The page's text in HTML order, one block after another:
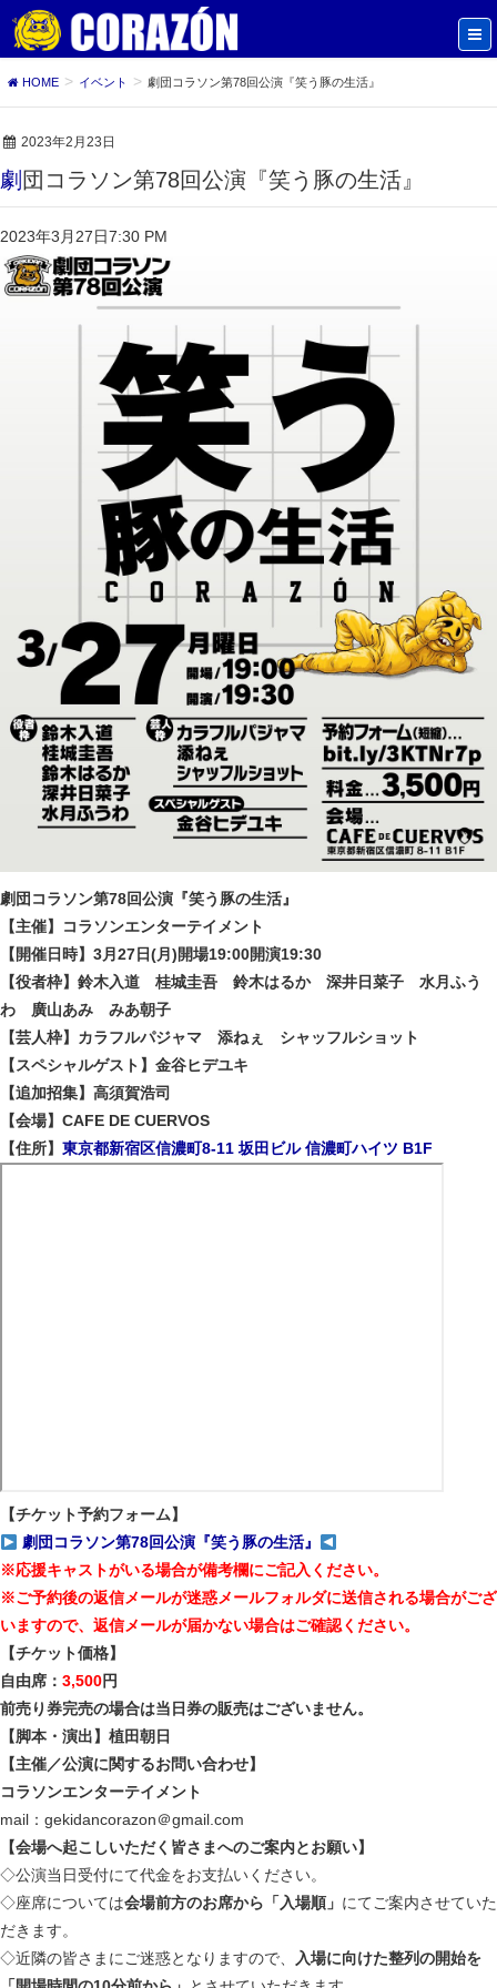
HOME イベント 劇団コラソン第78回公演『笑う豚の生活』
2023年2月23日
劇団コラソン第78回公演『笑う豚の生活』
2023年3月27日7:30 PM
劇団コラソン第78回公演『笑う豚の生活』
【主催】コラソンエンターテイメント
【開催日時】3月27日(月)開場19:00開演19:30
【役者枠】鈴木入道 桂城圭吾 鈴木はるか 深井日菜子 水月ふう
わ 廣山あみ みあ朝子
【芸人枠】カラフルパジャマ 添ねぇ シャッフルショット
【スペシャルゲスト】金谷ヒデユキ
【追加招集】高須賀浩司
【会場】CAFE DE CUERVOS
【住所】 東京都新宿区信濃町8-11 坂田ビル 信濃町ハイツ B1F
【チケット予約フォーム】
劇団コラソン第78回公演『笑う豚の生活』
※応援キャストがいる場合が備考欄にご記入ください。
※ご予約後の返信メールが迷惑メールフォルダに送信される場合がござ
いますので、返信メールが届かない場合はご確認ください。
【チケット価格】
自由席： 3,500円
前売り券完売の場合は当日券の販売はございません。
【脚本・演出】植田朝日
【主催／公演に関するお問い合わせ】
コラソンエンターテイメント
mail：gekidancorazon＠gmail.com
【会場へ起こしいただく皆さまへのご案内とお願い】
◇公演当日受付にて代金をお支払いください。
◇座席については会場前方のお席から「入場順」 にてご案内させていた
だきます。
◇近隣の皆さまにご迷惑となりますので、
入場に向けた整列の開始を